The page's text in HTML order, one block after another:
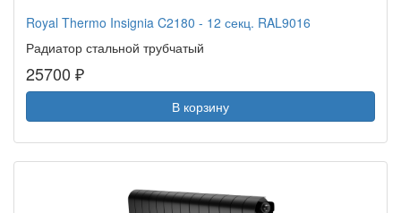
Royal Thermo Insignia C2180 - 12 секц. RAL9016
Радиатор стальной трубчатый
25700 ₽
В корзину